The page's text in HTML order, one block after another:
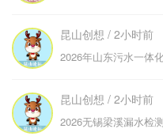
昆山创想 / 2小时前
2026年山东污水一体
昆山创想 / 2小时前
2026无锡梁溪漏水检